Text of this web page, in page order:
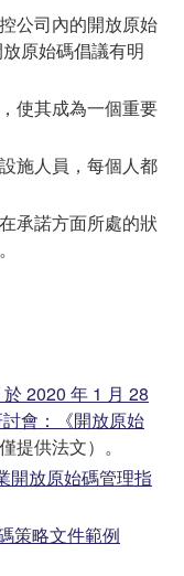
公司內的開放原始
原始碼倡議有明
使其成為一個重要
施人員，每個人都
承諾方面所處的狀
2020 年 1 月 28
會：《開放原始
僅提供法文）。
開放原始碼管理指
策略文件範例